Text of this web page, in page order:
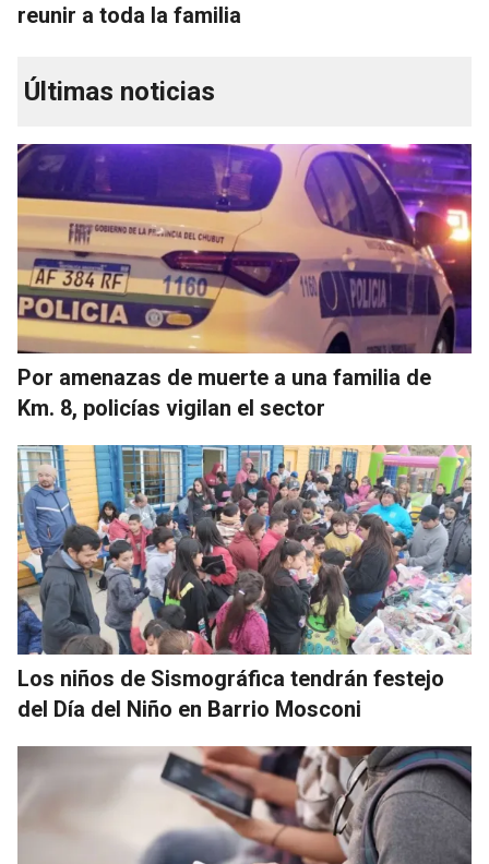
reunir a toda la familia
Últimas noticias
Por amenazas de muerte a una familia de
Km. 8, policías vigilan el sector
Los niños de Sismográfica tendrán festejo
del Día del Niño en Barrio Mosconi